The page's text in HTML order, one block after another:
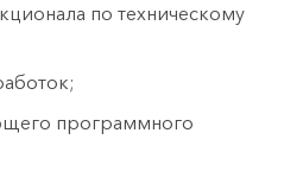
по техническому
программного